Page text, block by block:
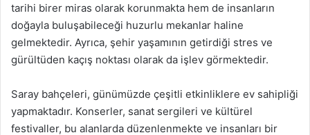
tarihi birer miras olarak korunmakta hem de insanların
doğayla buluşabileceği huzurlu mekanlar haline
gelmektedir. Ayrıca, şehir yaşamının getirdiği stres ve
gürültüden kaçış noktası olarak da işlev görmektedir.
Saray bahçeleri, günümüzde çeşitli etkinliklere ev sahipliği
yapmaktadır. Konserler, sanat sergileri ve kültürel
festivaller, bu alanlarda düzenlenmekte ve insanları bir